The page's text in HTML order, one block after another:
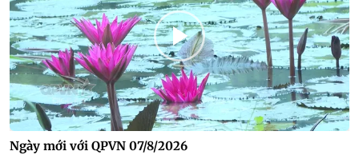
Ngày mới với QPVN 07/8/2026